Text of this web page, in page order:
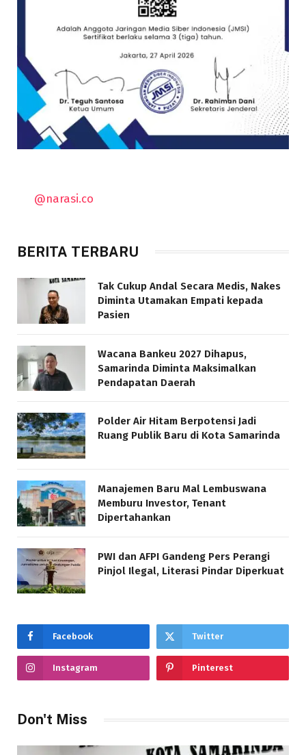
@narasi.co
BERITA TERBARU
Tak Cukup Andal Secara Medis, Nakes
Diminta Utamakan Empati kepada
Pasien
Wacana Bankeu 2027 Dihapus,
Samarinda Diminta Maksimalkan
Pendapatan Daerah
Polder Air Hitam Berpotensi Jadi
Ruang Publik Baru di Kota Samarinda
Manajemen Baru Mal Lembuswana
Memburu Investor, Tenant
Dipertahankan
PWI dan AFPI Gandeng Pers Perangi
Pinjol Ilegal, Literasi Pindar Diperkuat
Facebook Twitter
Instagram Pinterest
Don't Miss